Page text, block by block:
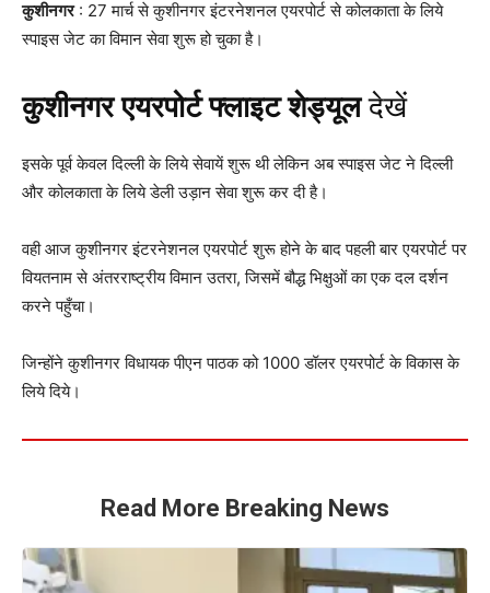
कुशीनगर: 27 मार्च से कुशीनगर इंटरनेशनल एयरपोर्ट से कोलकाता के लिये
स्पाइस जेट का विमान सेवा शुरू हो चुका है।
कुशीनगर एयरपोर्ट फ्लाइट शेड्यूलदेखें
इसके पूर्व केवल दिल्ली के लिये सेवायें शुरू थी लेकिन अब स्पाइस जेट ने दिल्ली
और कोलकाता के लिये डेली उड़ान सेवा शुरू कर दी है।
वही आज कुशीनगर इंटरनेशनल एयरपोर्ट शुरू होने के बाद पहली बार एयरपोर्ट पर
वियतनाम से अंतरराष्ट्रीय विमान उतरा, जिसमें बौद्ध भिक्षुओं का एक दल दर्शन
करने पहुँचा।
जिन्होंने कुशीनगर विधायक पीएन पाठक को 1000 डॉलर एयरपोर्ट के विकास के
लिये दिये।
Read More Breaking News